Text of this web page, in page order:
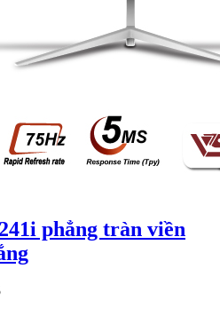
phẳng tràn viền